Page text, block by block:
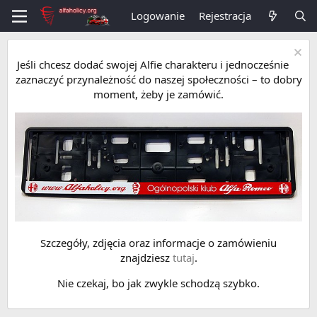
Logowanie Rejestracja
Jeśli chcesz dodać swojej Alfie charakteru i jednocześnie
zaznaczyć przynależność do naszej społeczności – to dobry
moment, żeby je zamówić.
Szczegóły, zdjęcia oraz informacje o zamówieniu
znajdziesz tutaj.
Nie czekaj, bo jak zwykle schodzą szybko.